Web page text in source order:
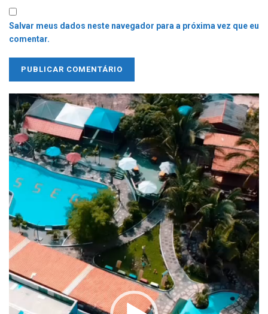
Salvar meus dados neste navegador para a próxima vez que eu
comentar.
Tocador
de
vídeo